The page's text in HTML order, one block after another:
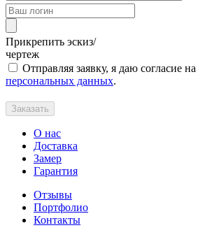
Прикрепить эскиз/
чертеж
Отправляя заявку, я даю согласие на
персональных данных.
Заказать
О нас
Доставка
Замер
Гарантия
Отзывы
Портфолио
Контакты